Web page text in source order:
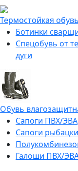
Термостойкая обувь
Ботинки
Спецобувь от
дуги
Обувь
Сапоги ПВХ/ЭВА
Сапоги
Галоши ПВХ/